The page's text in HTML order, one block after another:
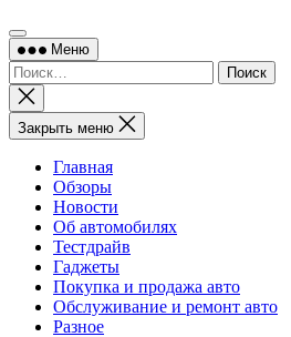
Меню
Найти:
Закрыть
поиск
Закрыть меню
Главная
Обзоры
Новости
Об автомобилях
Тестдрайв
Гаджеты
Покупка и продажа авто
Обслуживание и ремонт авто
Разное